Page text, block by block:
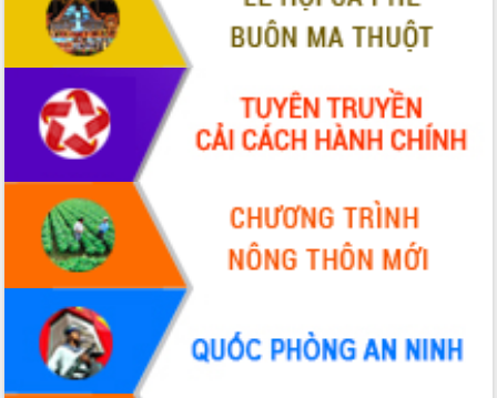
Hội nghị triển khai kết nối mạng
truyền số liệu chuyên dùng phục vụ cơ
quan Đảng, Nhà nước
Lễ phát động chuỗi hoạt động chung
tay làm sạch môi trường
Xã Ea Kar bước chuyển mình trong
công tác cải cách hành chính mô hình
mới
UBND tỉnh họp báo định kỳ tháng 4
năm 2026
Hội thảo khoa học “Giải pháp thúc đẩy
phát triển nền kinh tế xanh tại tỉnh
Đắk Lắk”
Tăng cường giám sát, đôn đốc thực
hiện nhiệm vụ quản lý tài sản công
hàng tuần